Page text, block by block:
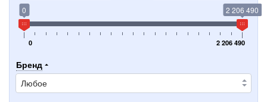
0 2 206 490
0 2 206 490
Бренд